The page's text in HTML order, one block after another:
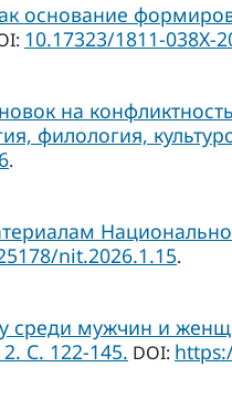
основание
10.17323/1811-038Х-
на
филология,
.
nit.2026.1.15.
среди мужчин и
С. 122-145. DOI: